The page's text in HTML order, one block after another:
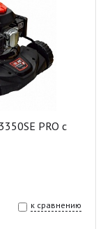
PRO с
к сравнению